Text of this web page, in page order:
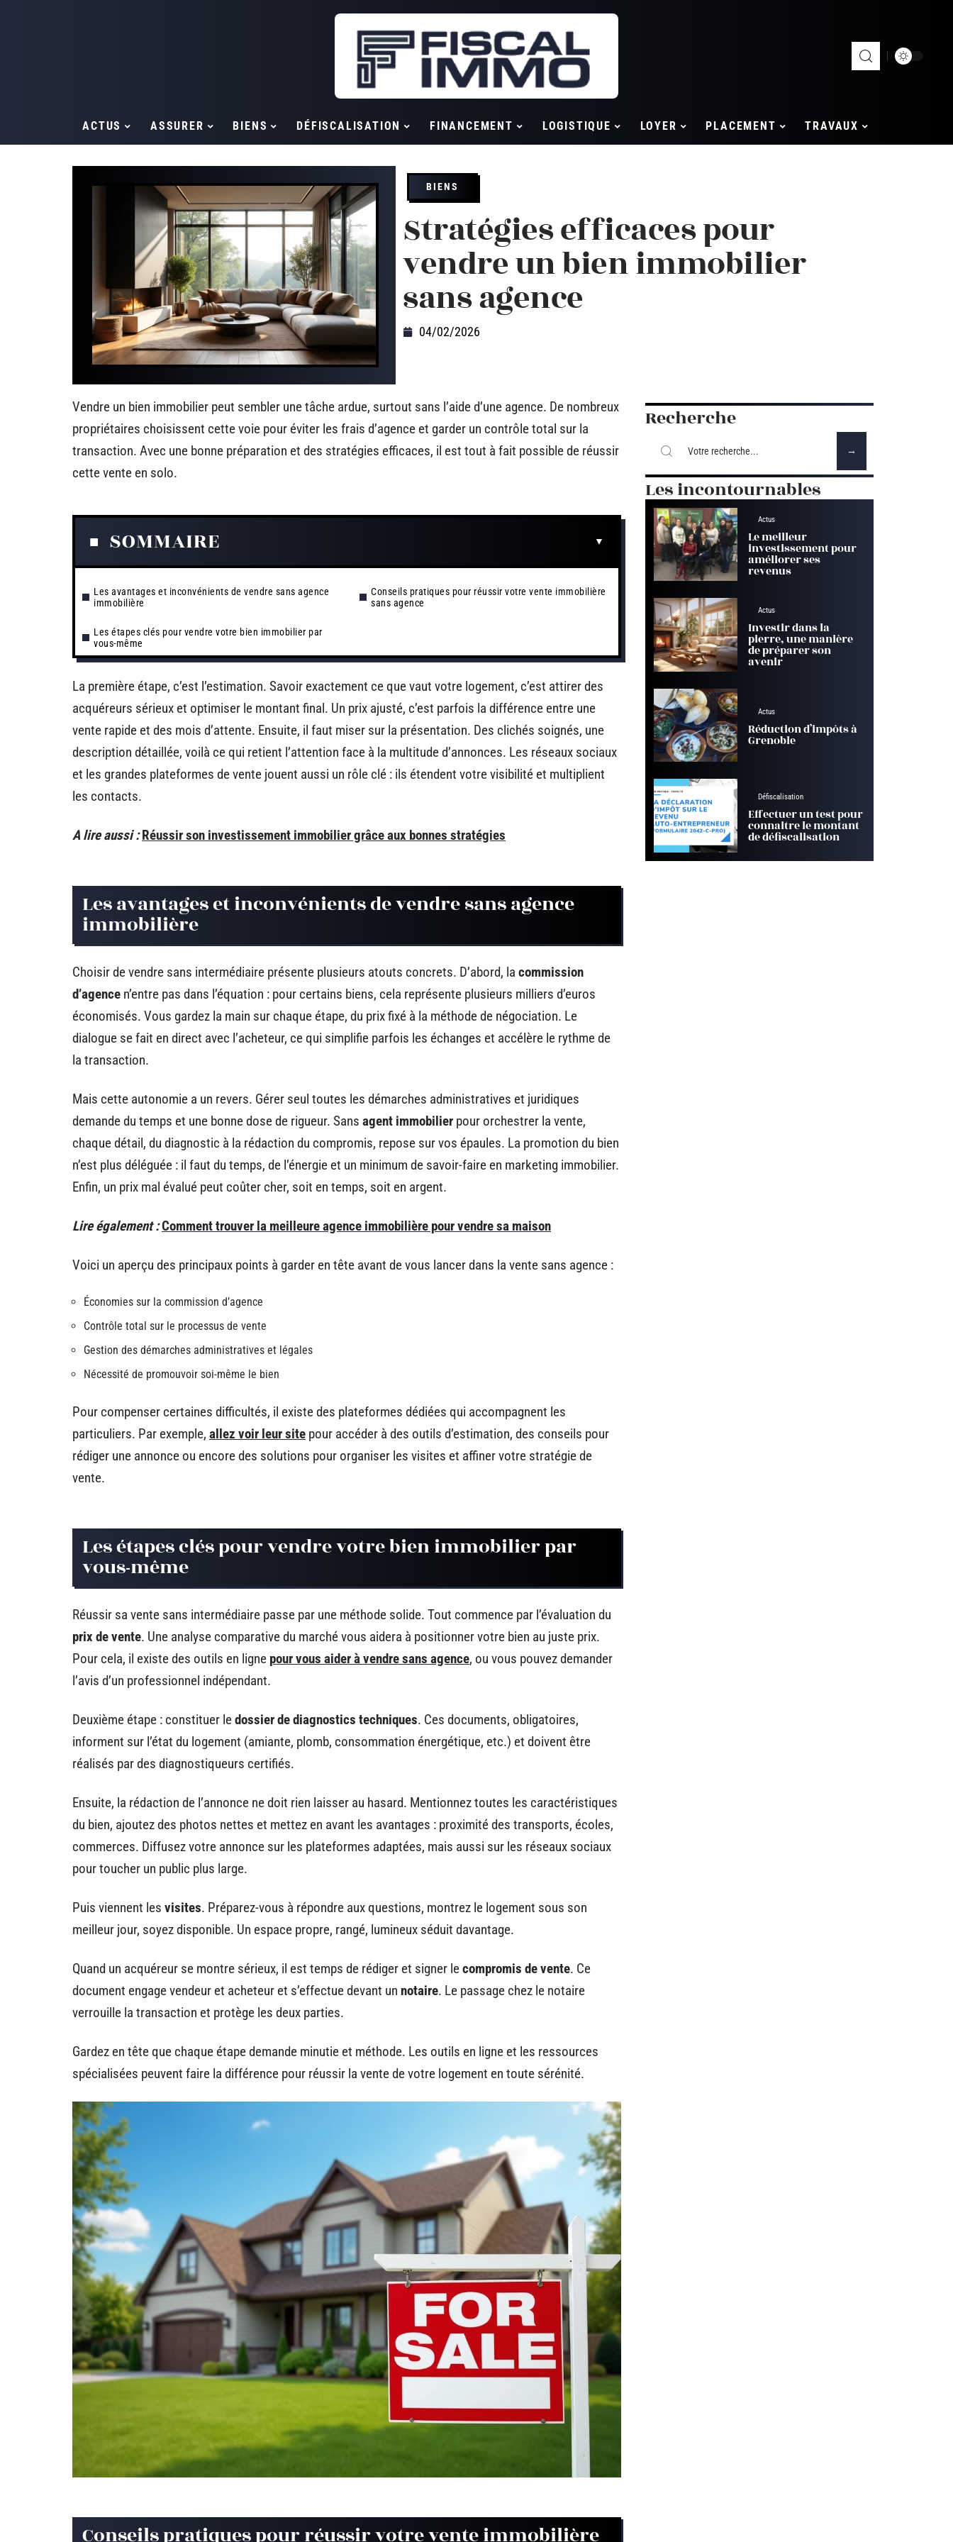
ACTUS ASSURER BIENS DÉFISCALISATION FINANCEMENT LOGISTIQUE LOYER PLACEMENT TRAVAUX
BIENS
Stratégies efficaces pour
vendre un bien immobilier
sans agence
04/02/2026
Vendre un bien immobilier peut sembler une tâche ardue, surtout sans l’aide d’une agence. De nombreux
propriétaires choisissent cette voie pour éviter les frais d’agence et garder un contrôle total sur la
transaction. Avec une bonne préparation et des stratégies efficaces, il est tout à fait possible de réussir
cette vente en solo.
SOMMAIRE
Les avantages et inconvénients de vendre sans agence
immobilière
Les étapes clés pour vendre votre bien immobilier par
vous-même
Conseils pratiques pour réussir votre vente immobilière
sans agence
La première étape, c’est l’estimation. Savoir exactement ce que vaut votre logement, c’est attirer des
acquéreurs sérieux et optimiser le montant final. Un prix ajusté, c’est parfois la différence entre une
vente rapide et des mois d’attente. Ensuite, il faut miser sur la présentation. Des clichés soignés, une
description détaillée, voilà ce qui retient l’attention face à la multitude d’annonces. Les réseaux sociaux
et les grandes plateformes de vente jouent aussi un rôle clé : ils étendent votre visibilité et multiplient
les contacts.
A lire aussi : Réussir son investissement immobilier grâce aux bonnes stratégies
Les avantages et inconvénients de vendre sans agence
immobilière
Choisir de vendre sans intermédiaire présente plusieurs atouts concrets. D’abord, la commission
d’agence n’entre pas dans l’équation : pour certains biens, cela représente plusieurs milliers d’euros
économisés. Vous gardez la main sur chaque étape, du prix fixé à la méthode de négociation. Le
dialogue se fait en direct avec l’acheteur, ce qui simplifie parfois les échanges et accélère le rythme de
la transaction.
Mais cette autonomie a un revers. Gérer seul toutes les démarches administratives et juridiques
demande du temps et une bonne dose de rigueur. Sans agent immobilier pour orchestrer la vente,
chaque détail, du diagnostic à la rédaction du compromis, repose sur vos épaules. La promotion du bien
n’est plus déléguée : il faut du temps, de l’énergie et un minimum de savoir-faire en marketing immobilier.
Enfin, un prix mal évalué peut coûter cher, soit en temps, soit en argent.
Lire également :Comment trouver la meilleure agence immobilière pour vendre sa maison
Voici un aperçu des principaux points à garder en tête avant de vous lancer dans la vente sans agence :
Économies sur la commission d’agence
Contrôle total sur le processus de vente
Gestion des démarches administratives et légales
Nécessité de promouvoir soi-même le bien
Pour compenser certaines difficultés, il existe des plateformes dédiées qui accompagnent les
particuliers. Par exemple, allez voir leur site pour accéder à des outils d’estimation, des conseils pour
rédiger une annonce ou encore des solutions pour organiser les visites et affiner votre stratégie de
vente.
Les étapes clés pour vendre votre bien immobilier par
vous-même
Réussir sa vente sans intermédiaire passe par une méthode solide. Tout commence par l’évaluation du
prix de vente. Une analyse comparative du marché vous aidera à positionner votre bien au juste prix.
Pour cela, il existe des outils en ligne pour vous aider à vendre sans agence, ou vous pouvez demander
l’avis d’un professionnel indépendant.
Deuxième étape : constituer ledossier de diagnostics techniques. Ces documents, obligatoires,
informent sur l’état du logement (amiante, plomb, consommation énergétique, etc.) et doivent être
réalisés par des diagnostiqueurs certifiés.
Ensuite, la rédaction de l’annonce ne doit rien laisser au hasard. Mentionnez toutes les caractéristiques
du bien, ajoutez des photos nettes et mettez en avant les avantages : proximité des transports, écoles,
commerces. Diffusez votre annonce sur les plateformes adaptées, mais aussi sur les réseaux sociaux
pour toucher un public plus large.
Puis viennent les visites. Préparez-vous à répondre aux questions, montrez le logement sous son
meilleur jour, soyez disponible. Un espace propre, rangé, lumineux séduit davantage.
Quand un acquéreur se montre sérieux, il est temps de rédiger et signer lecompromis de vente. Ce
document engage vendeur et acheteur et s’effectue devant un notaire. Le passage chez le notaire
verrouille la transaction et protège les deux parties.
Gardez en tête que chaque étape demande minutie et méthode. Les outils en ligne et les ressources
spécialisées peuvent faire la différence pour réussir la vente de votre logement en toute sérénité.
Conseils pratiques pour réussir votre vente immobilière
Recherche
Les incontournables
Actus
Le meilleur
investissement pour
améliorer ses
revenus
Actus
Investir dans la
pierre, une manière
de préparer son
avenir
Actus
Réduction d’impôts à
Grenoble
Défiscalisation
Effectuer un test pour
connaitre le montant
de défiscalisation